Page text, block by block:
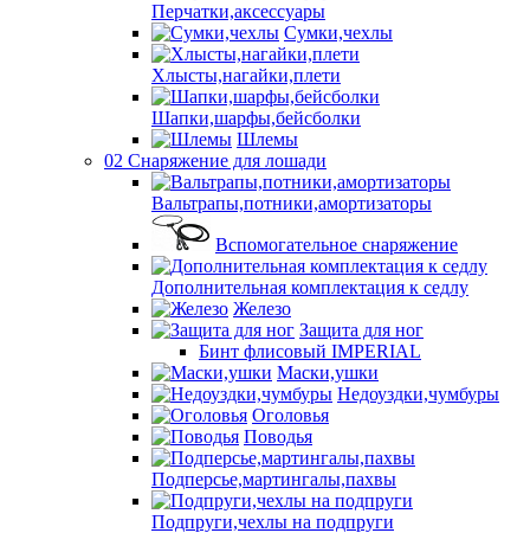
Перчатки,аксессуары
Сумки,чехлы
Хлысты,нагайки,плети
Шапки,шарфы,бейсболки
Шлемы
02 Снаряжение для лошади
Вальтрапы,потники,амортизаторы
Вспомогательное снаряжение
Дополнительная комплектация к седлу
Железо
Защита для ног
Бинт флисовый IMPERIAL
Маски,ушки
Недоуздки,чумбуры
Оголовья
Поводья
Подперсье,мартингалы,пахвы
Подпруги,чехлы на подпруги